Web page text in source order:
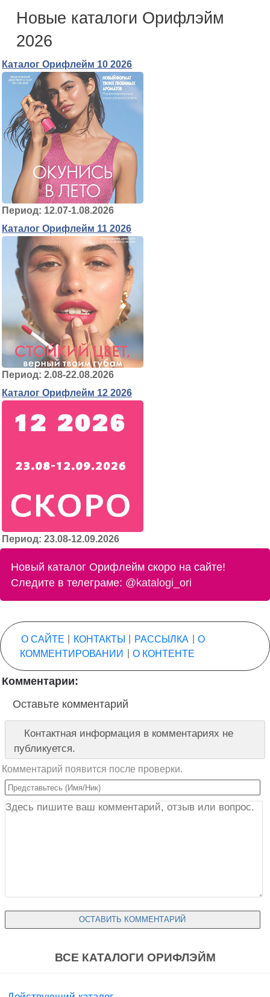
Новые каталоги Орифлэйм
2026
Каталог Орифлейм 10 2026
Период: 12.07-1.08.2026
Каталог Орифлейм 11 2026
Период: 2.08-22.08.2026
Каталог Орифлейм 12 2026
Период: 23.08-12.09.2026
Новый каталог Орифлейм скоро на сайте!
Следите в телеграме: @katalogi_ori
О САЙТЕ КОНТАКТЫ РАССЫЛКА
О
КОММЕНТИРОВАНИИ
О КОНТЕНТЕ
Комментарии:
Оставьте комментарий
Контактная информация в комментариях не
публикуется.
Комментарий появится после проверки.
ВСЕ КАТАЛОГИ ОРИФЛЭЙМ